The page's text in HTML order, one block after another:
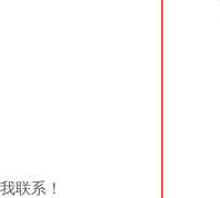
联系！